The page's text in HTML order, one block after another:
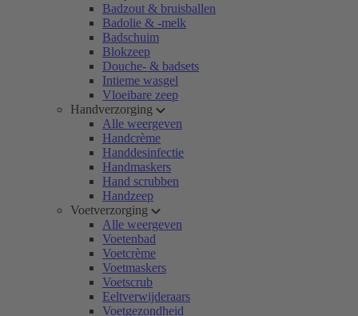
Badzout & bruisballen
Badolie & -melk
Badschuim
Blokzeep
Douche- & badsets
Intieme wasgel
Vloeibare zeep
Handverzorging
Alle weergeven
Handcrème
Handdesinfectie
Handmaskers
Hand scrubben
Handzeep
Voetverzorging
Alle weergeven
Voetenbad
Voetcrème
Voetmaskers
Voetscrub
Eeltverwijderaars
Voetgezondheid